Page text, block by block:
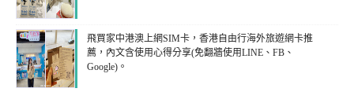
飛買家中港澳上網SIM卡，香港自由行海外旅遊網卡推
薦，內文含使用心得分享(免翻牆使用LINE、FB、
Google)。